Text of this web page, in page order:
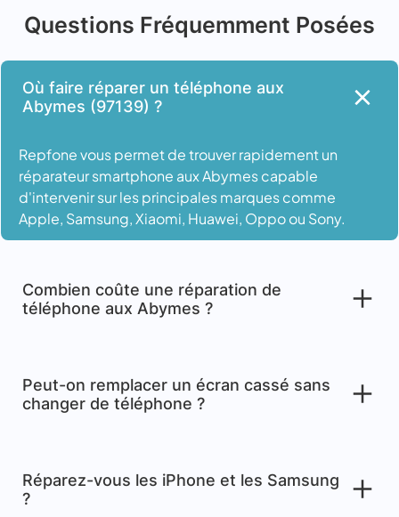
Questions Fréquemment Posées
Où faire réparer un téléphone aux
Abymes (97139) ?
Repfone vous permet de trouver rapidement un
réparateur smartphone aux Abymes capable
d'intervenir sur les principales marques comme
Apple, Samsung, Xiaomi, Huawei, Oppo ou Sony.
Combien coûte une réparation de
téléphone aux Abymes ?
Peut-on remplacer un écran cassé sans
changer de téléphone ?
Réparez-vous les iPhone et les Samsung
?